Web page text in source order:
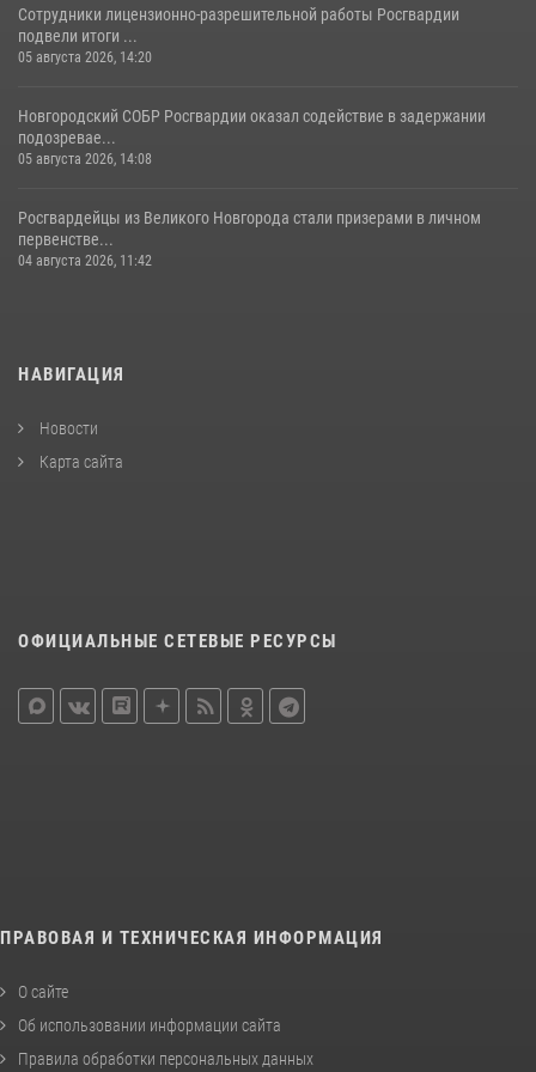
Сотрудники лицензионно-разрешительной работы Росгвардии
подвели итоги ...
05 августа 2026, 14:20
Новгородский СОБР Росгвардии оказал содействие в задержании
подозревае...
05 августа 2026, 14:08
Росгвардейцы из Великого Новгорода стали призерами в личном
первенстве...
04 августа 2026, 11:42
НАВИГАЦИЯ
Новости
Карта сайта
ОФИЦИАЛЬНЫЕ СЕТЕВЫЕ РЕСУРСЫ
ПРАВОВАЯ И ТЕХНИЧЕСКАЯ ИНФОРМАЦИЯ
О сайте
Об использовании информации сайта
Правила обработки персональных данных